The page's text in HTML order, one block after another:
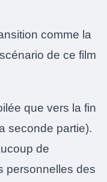
comme la
de ce film
que vers la fin
seconde partie).
de
personnelles des